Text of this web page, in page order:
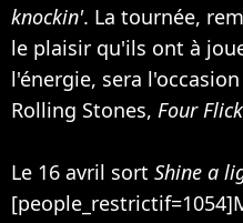
knockin'. La tournée,
le plaisir qu'ils ont à
l'énergie, sera
Rolling Stones, Four
Le 16 avril sort Shine a